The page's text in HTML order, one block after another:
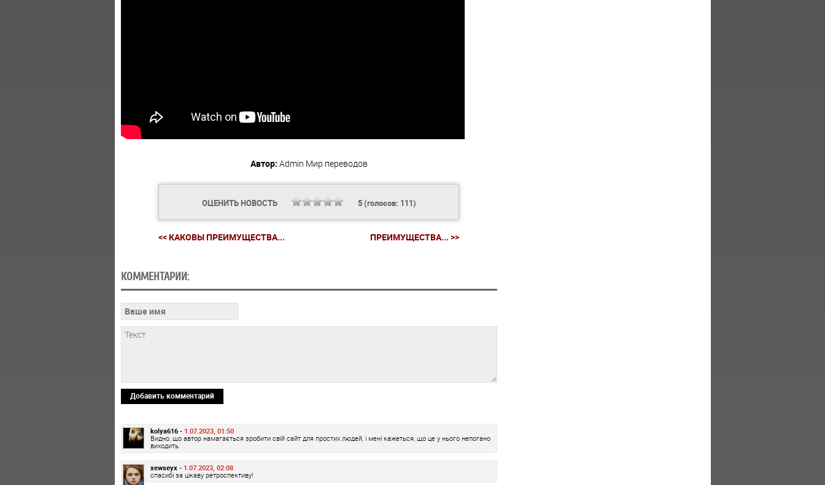
Автор: Admin Мир переводов
ОЦЕНИТЬ НОВОСТЬ 5(голосов: 111)
<< КАКОВЫ ПРЕИМУЩЕСТВА... ПРЕИМУЩЕСТВА... >>
КОММЕНТАРИИ:
Добавить комментарий
kolya616 - 1.07.2023, 01:50
Видно, що автор намагається зробити свій сайт для простих людей, і мені кажеться, що це у нього непогано
виходить.
xewseyx - 1.07.2023, 02:08
спасибі за цікаву ретроспективу!